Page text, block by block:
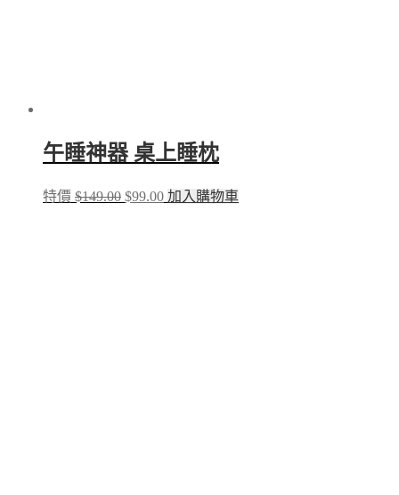
午睡神器 桌上睡枕
特價 $149.00 Original
price
$99.00Current
price
加入購物車